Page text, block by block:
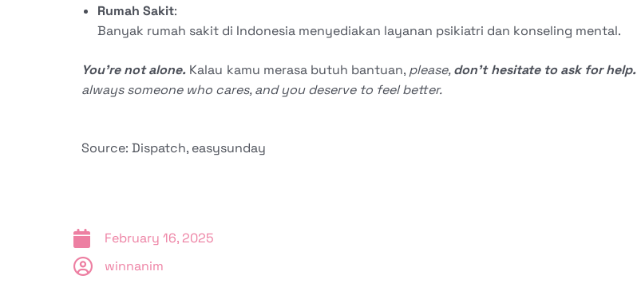
Rumah Sakit:
Banyak rumah sakit di Indonesia menyediakan layanan psikiatri dan konseling mental.
You’re not alone. Kalau kamu merasa butuh bantuan, please,don’t hesitate to ask for help.
always someone who cares, and you deserve to feel better.
Source: Dispatch, easysunday
February 16, 2025
winnanim